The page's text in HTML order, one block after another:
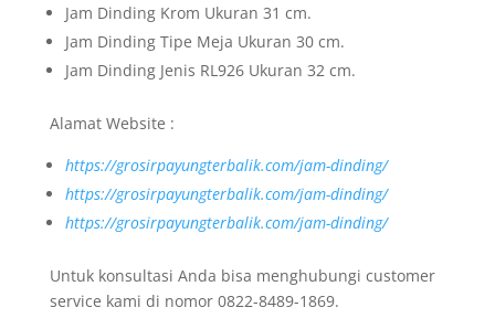
Jam Dinding Krom Ukuran 31 cm.
Jam Dinding Tipe Meja Ukuran 30 cm.
Jam Dinding Jenis RL926 Ukuran 32 cm.
Alamat Website :
https://grosirpayungterbalik.com/jam-dinding/
https://grosirpayungterbalik.com/jam-dinding/
https://grosirpayungterbalik.com/jam-dinding/
Untuk konsultasi Anda bisa menghubungi customer
service kami di nomor 0822-8489-1869.